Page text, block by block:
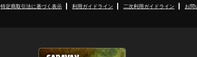
特定商取引法に基づく表示 利用ガイドライン 二次利用ガイドライン お問